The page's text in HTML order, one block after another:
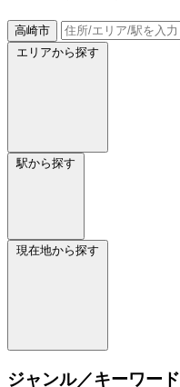
高崎市
エリアから探す
駅から探す
現在地から探す
ジャンル／キーワード